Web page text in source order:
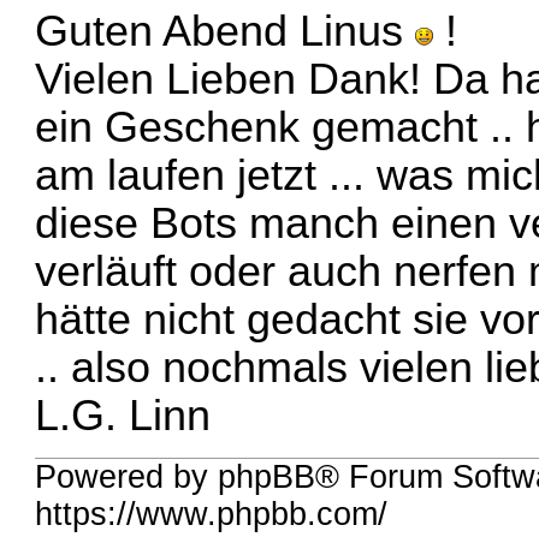
Guten Abend Linus
!
Vielen Lieben Dank! Da
ein Geschenk gemacht ..
am laufen jetzt ... was
diese Bots manch einen
verläuft oder auch
hätte nicht gedacht sie
.. also nochmals vielen
L.G. Linn
Powered by phpBB® Forum
https://www.phpbb.com/